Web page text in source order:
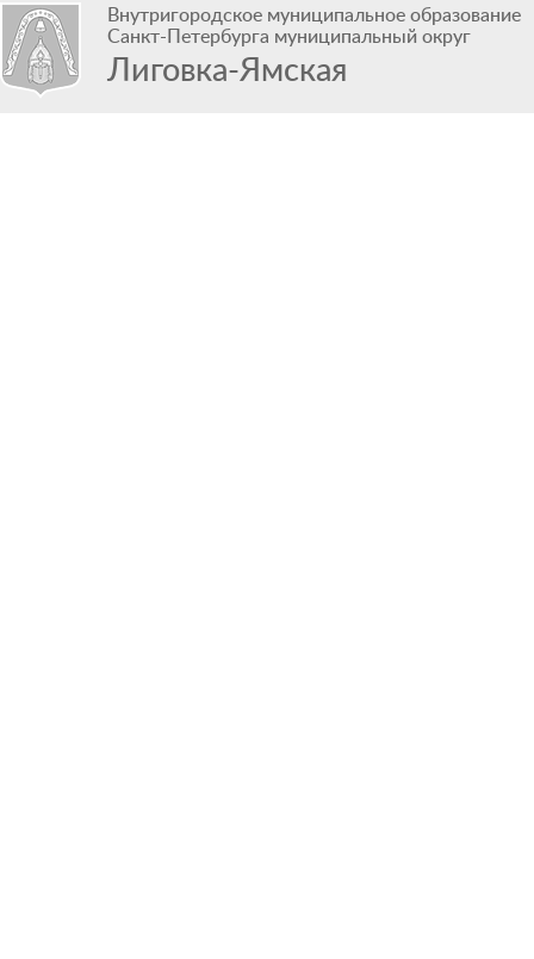
Внутригородское муниципальное образование
Санкт-Петербурга муниципальный округ
Лиговка-Ямская